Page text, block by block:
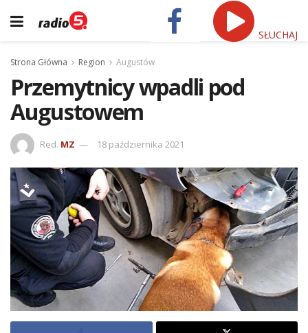
SŁUCHAJ
Strona Główna Region Augustów
Przemytnicy wpadli pod
Augustowem
Red. MZ 18 października 2021